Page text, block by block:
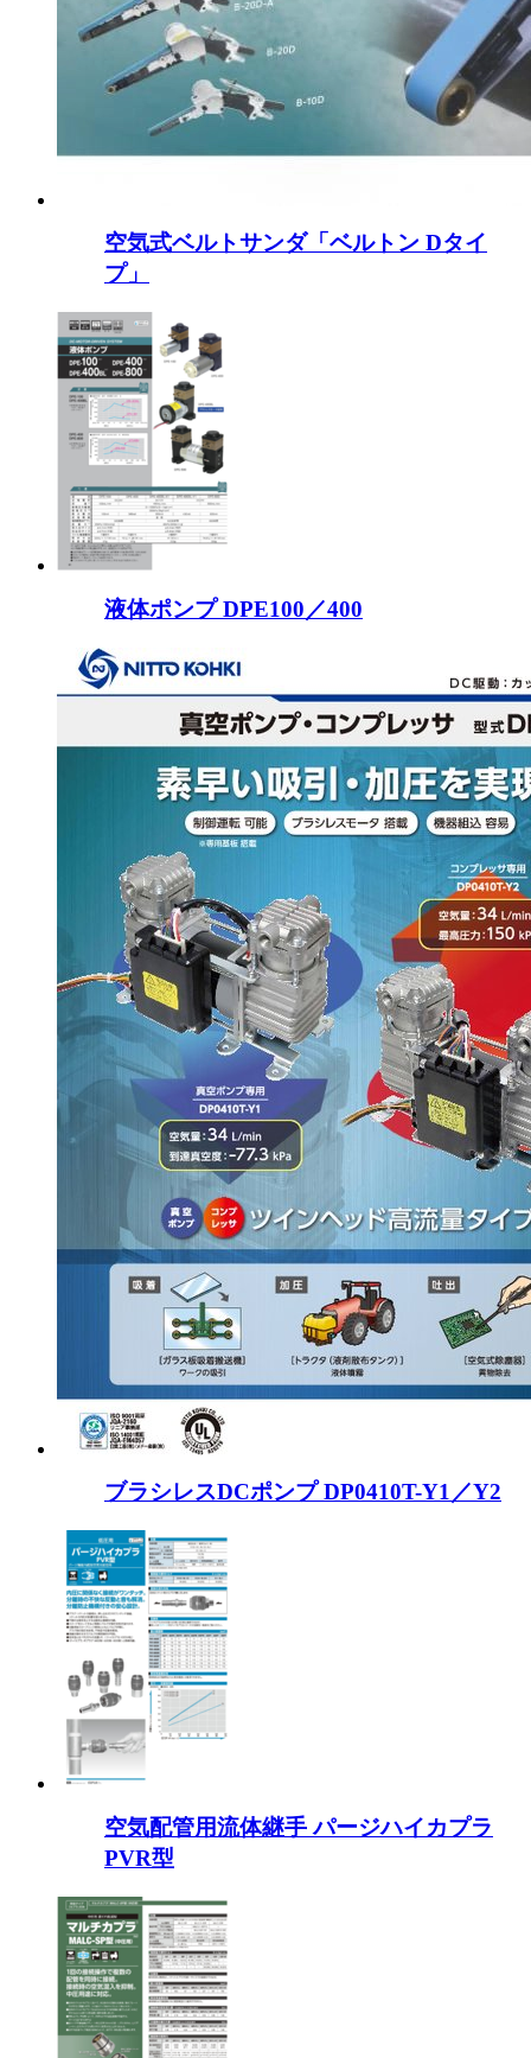
空気式ベルトサンダ「ベルトン Dタイ
プ」
液体ポンプ DPE100／400
ブラシレスDCポンプ DP0410T-Y1／Y2
空気配管用流体継手 パージハイカプラ
PVR型